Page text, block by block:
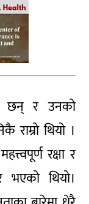
छन् र उनको
राम्रो थियो ।
रक्षा र
भएको थियो।